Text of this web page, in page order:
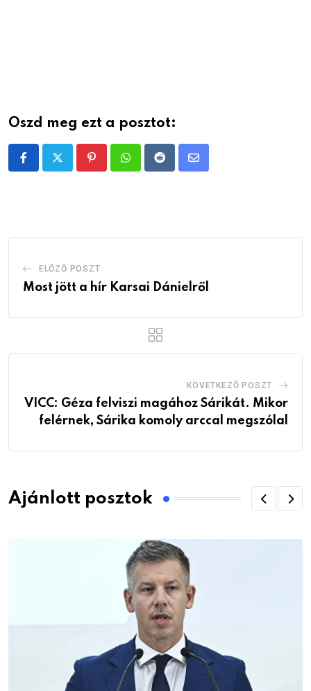
Oszd meg ezt a posztot:
PinterestWhatsappRedditShare
ELŐZŐ POSZT
Most jött a hír Karsai Dánielről
KÖVETKEZŐ POSZT
VICC: Géza felviszi magához Sárikát. Mikor
felérnek, Sárika komoly arccal megszólal
Ajánlott posztok